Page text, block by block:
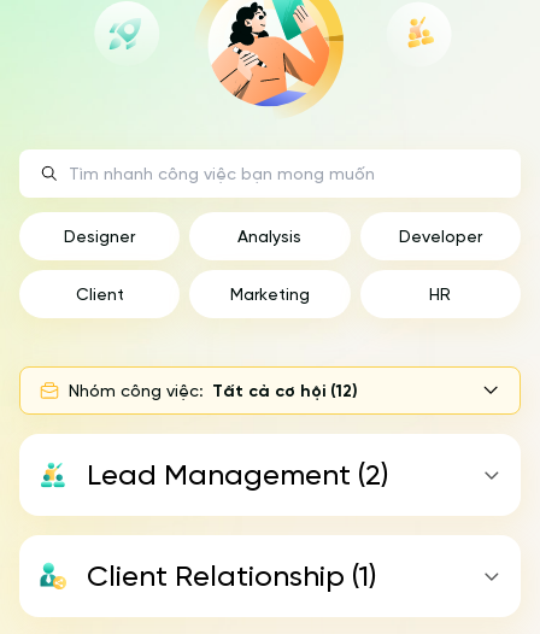
Designer Analysis Developer
Client Marketing HR
Nhóm công việc: Tất cả cơ hội (12)
Lead Management (2)
Client Relationship (1)